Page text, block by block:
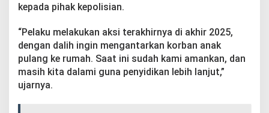
kepada pihak kepolisian.
“Pelaku melakukan aksi terakhirnya di akhir 2025,
dengan dalih ingin mengantarkan korban anak
pulang ke rumah. Saat ini sudah kami amankan, dan
masih kita dalami guna penyidikan lebih lanjut,”
ujarnya.